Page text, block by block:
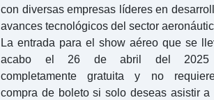
con diversas empresas líderes en
avances tecnológicos del sector
La entrada para el show aéreo que se
acabo el 26 de abril del
completamente gratuita y no
compra de boleto si solo deseas asistir a